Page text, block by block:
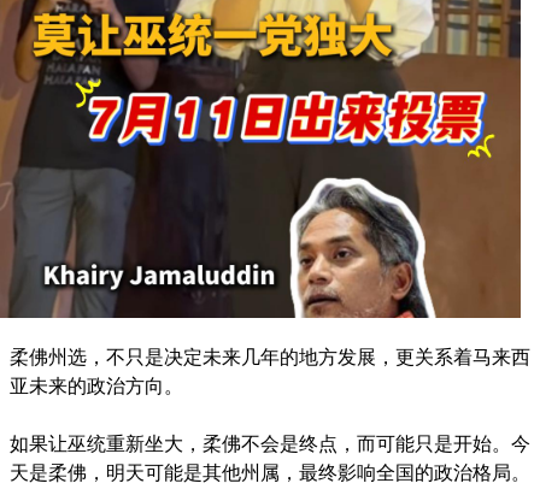
柔佛州选，不只是决定未来几年的地方发展，更关系着马来西
亚未来的政治方向。
如果让巫统重新坐大，柔佛不会是终点，而可能只是开始。今
天是柔佛，明天可能是其他州属，最终影响全国的政治格局。